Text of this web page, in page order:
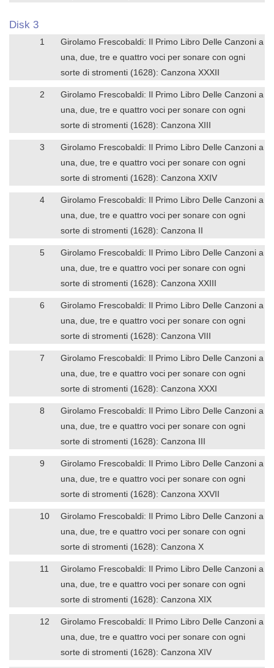
Disk 3
1
Girolamo Frescobaldi: Il Primo Libro Delle Canzoni a
una, due, tre e quattro voci per sonare con ogni
sorte di stromenti (1628): Canzona XXXII
2
Girolamo Frescobaldi: Il Primo Libro Delle Canzoni a
una, due, tre e quattro voci per sonare con ogni
sorte di stromenti (1628): Canzona XIII
3
Girolamo Frescobaldi: Il Primo Libro Delle Canzoni a
una, due, tre e quattro voci per sonare con ogni
sorte di stromenti (1628): Canzona XXIV
4
Girolamo Frescobaldi: Il Primo Libro Delle Canzoni a
una, due, tre e quattro voci per sonare con ogni
sorte di stromenti (1628): Canzona II
5
Girolamo Frescobaldi: Il Primo Libro Delle Canzoni a
una, due, tre e quattro voci per sonare con ogni
sorte di stromenti (1628): Canzona XXIII
6
Girolamo Frescobaldi: Il Primo Libro Delle Canzoni a
una, due, tre e quattro voci per sonare con ogni
sorte di stromenti (1628): Canzona VIII
7
Girolamo Frescobaldi: Il Primo Libro Delle Canzoni a
una, due, tre e quattro voci per sonare con ogni
sorte di stromenti (1628): Canzona XXXI
8
Girolamo Frescobaldi: Il Primo Libro Delle Canzoni a
una, due, tre e quattro voci per sonare con ogni
sorte di stromenti (1628): Canzona III
9
Girolamo Frescobaldi: Il Primo Libro Delle Canzoni a
una, due, tre e quattro voci per sonare con ogni
sorte di stromenti (1628): Canzona XXVII
10
Girolamo Frescobaldi: Il Primo Libro Delle Canzoni a
una, due, tre e quattro voci per sonare con ogni
sorte di stromenti (1628): Canzona X
11
Girolamo Frescobaldi: Il Primo Libro Delle Canzoni a
una, due, tre e quattro voci per sonare con ogni
sorte di stromenti (1628): Canzona XIX
12
Girolamo Frescobaldi: Il Primo Libro Delle Canzoni a
una, due, tre e quattro voci per sonare con ogni
sorte di stromenti (1628): Canzona XIV